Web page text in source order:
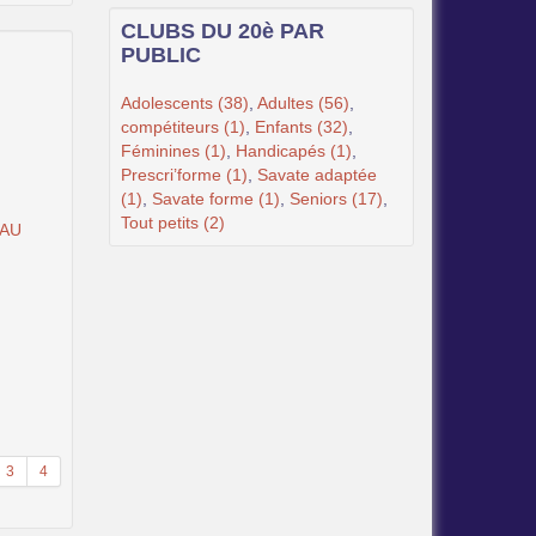
3 4
CLUBS DU 20è PAR
PUBLIC
Adolescents (38) Adultes (56)
compétiteurs (1)
Enfants (32)
Féminines (1)
Handicapés (1)
Prescri’forme (1)
Savate adaptée
(1)
Savate forme (1) Seniors (17)
Tout petits (2)